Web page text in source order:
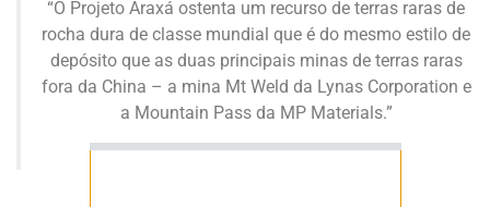
“O Projeto Araxá ostenta um recurso de terras raras de
rocha dura de classe mundial que é do mesmo estilo de
depósito que as duas principais minas de terras raras
fora da China – a mina Mt Weld da Lynas Corporation e
a Mountain Pass da MP Materials.”
ASSINAR